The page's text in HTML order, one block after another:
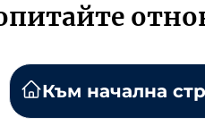
Към начална